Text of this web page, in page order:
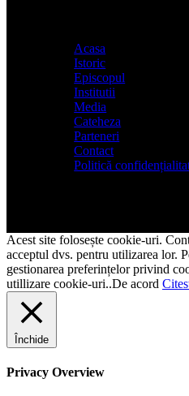
Acasa
Istoric
Episcopul
Institutii
Media
Cateheza
Parteneri
Contact
Politică
Acest site folosește cookie-uri.
acceptul dvs. pentru utilizarea lor.
gestionarea preferințelor privind
utillizare cookie-uri..De acord
Închide
Privacy Overview